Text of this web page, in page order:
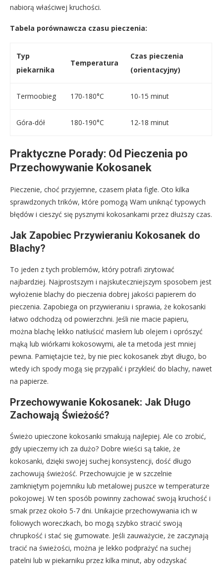
nabiorą właściwej kruchości.
Tabela porównawcza czasu pieczenia:
Typ
piekarnika
Temperatura
Czas pieczenia
(orientacyjny)
Termoobieg 170-180°C 10-15 minut
Góra-dół 180-190°C 12-18 minut
Praktyczne Porady: Od Pieczenia po
Przechowywanie Kokosanek
Pieczenie, choć przyjemne, czasem płata figle. Oto kilka
sprawdzonych trików, które pomogą Wam uniknąć typowych
błędów i cieszyć się pysznymi kokosankami przez dłuższy czas.
Jak Zapobiec Przywieraniu Kokosanek do
Blachy?
To jeden z tych problemów, który potrafi zirytować
najbardziej. Najprostszym i najskuteczniejszym sposobem jest
wyłożenie blachy do pieczenia dobrej jakości papierem do
pieczenia. Zapobiega on przywieraniu i sprawia, że kokosanki
łatwo odchodzą od powierzchni. Jeśli nie macie papieru,
można blachę lekko natłuścić masłem lub olejem i oprószyć
mąką lub wiórkami kokosowymi, ale ta metoda jest mniej
pewna. Pamiętajcie też, by nie piec kokosanek zbyt długo, bo
wtedy ich spody mogą się przypalić i przykleić do blachy, nawet
na papierze.
Przechowywanie Kokosanek: Jak Długo
Zachowają Świeżość?
Świeżo upieczone kokosanki smakują najlepiej. Ale co zrobić,
gdy upieczemy ich za dużo? Dobre wieści są takie, że
kokosanki, dzięki swojej suchej konsystencji, dość długo
zachowują świeżość. Przechowujcie je w szczelnie
zamkniętym pojemniku lub metalowej puszce w temperaturze
pokojowej. W ten sposób powinny zachować swoją kruchość i
smak przez około 5-7 dni. Unikajcie przechowywania ich w
foliowych woreczkach, bo mogą szybko stracić swoją
chrupkość i stać się gumowate. Jeśli zauważycie, że zaczynają
tracić na świeżości, można je lekko podprażyć na suchej
patelni lub w piekarniku przez kilka minut, aby odzyskać